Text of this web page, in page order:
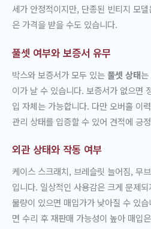
세가 안정적이지만, 단종된 빈티지 모
은 가격을 받을 수도 있습니다.
풀셋 여부와 보증서 유무
박스와 보증서가 모두 있는 풀셋 상태
이가 날 수 있습니다. 보증서가 없으면
입 자체는 가능합니다. 다만 오버홀 이
관리 상태를 입증할 수 있어 견적에 긍
외관 상태와 작동 여부
케이스 스크래치, 브레슬릿 늘어짐, 무
입니다. 일상적인 사용감은 크게 문제
불량이 있으면 매입가가 낮아질 수 있
면 수리 후 재판매 가능성이 높아 매입